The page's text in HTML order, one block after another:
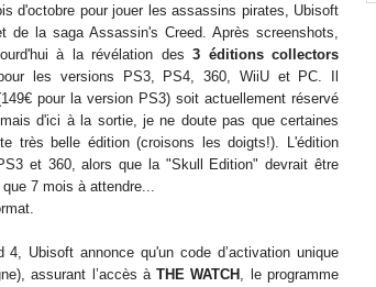
d'octobre pour jouer les assassins pirates, Ubisoft
la saga Assassin's Creed. Après screenshots,
à la révélation des3 éditions collectors
les versions PS3, PS4, 360, WiiU et PC. Il
pour la version PS3) soit actuellement réservé
d'ici à la sortie, je ne doute pas que certaines
très belle édition (croisons les doigts!). L'édition
et 360, alors que la "Skull Edition" devrait être
7 mois à attendre...
Ubisoft annonce qu'un code d’activation unique
assurant l’accès àTHE WATCH , le programme